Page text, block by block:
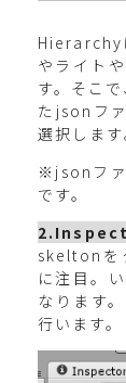
Hierarchy
やライト
す。そこ
たjsonフ
選択します
※jsonファ
です。
skeltonを
に注目。
なります
行います。